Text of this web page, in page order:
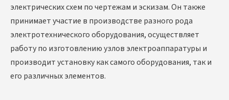
электрических схем по чертежам и эскизам. Он также
принимает участие в производстве разного рода
электротехнического оборудования, осуществляет
работу по изготовлению узлов электроаппаратуры и
производит установку как самого оборудования, так и
его различных элементов.